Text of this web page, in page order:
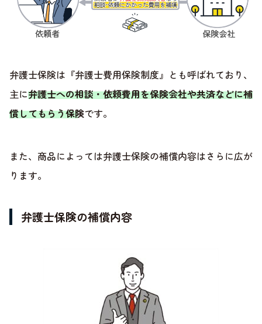
弁護士保険は『弁護士費用保険制度』とも呼ばれており、
主に弁護士への相談・依頼費用を保険会社や共済などに補
償してもらう保険です。
また、商品によっては弁護士保険の補償内容はさらに広が
ります。
弁護士保険の補償内容